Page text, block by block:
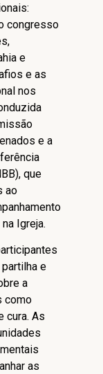
congresso
e
e as
nos
e a
que
ao
Igreja.
e
a
como
cura. As
as